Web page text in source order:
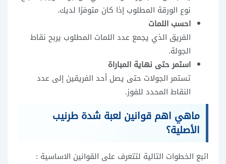
نوع الورقة المطلوب إذا كان متوفرًا لديك.
احسب اللمات
الفريق الذي يجمع عدد اللمات المطلوب يربح نقاط
الجولة.
استمر حتى نهاية المباراة
تستمر الجولات حتى يصل أحد الفريقين إلى عدد
النقاط المحدد للفوز.
ماهي اهم قوانين لعبة شدة طرنيب
الأصلية؟
اتبع الخطوات التالية لتتعرف على القوانين الاساسية :